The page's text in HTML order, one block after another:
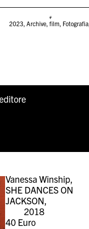
#
2023, Archive, film, Fotografia,
Vanessa Winship,
SHE DANCES ON
JACKSON,
2018
40 Euro